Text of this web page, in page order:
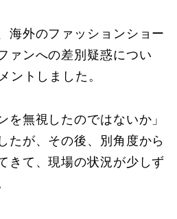
海外のファッションショー
ァンへの差別疑惑につい
ントしました。
を無視したのではないか」
たが、その後、別角度から
きて、現場の状況が少しず